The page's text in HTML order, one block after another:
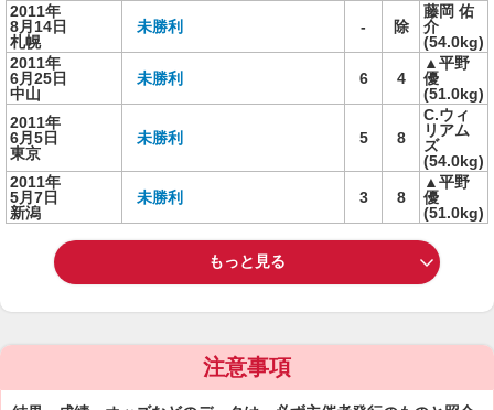
2011年
8月14日
札幌
未勝利 - 除
藤岡 佑
介
(54.0kg)
2011年
6月25日
中山
未勝利 6 4
▲平野
優
(51.0kg)
2011年
6月5日
東京
未勝利 5 8
C.ウィ
リアム
ズ
(54.0kg)
2011年
5月7日
新潟
未勝利 3 8
▲平野
優
(51.0kg)
もっと見る
注意事項